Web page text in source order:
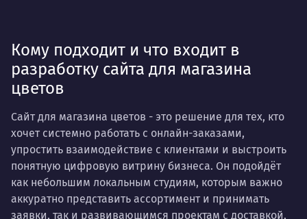
Кому подходит и что входит в
разработку сайта для магазина
цветов
Сайт для магазина цветов - это решение для тех, кто
хочет системно работать с онлайн-заказами,
упростить взаимодействие с клиентами и выстроить
понятную цифровую витрину бизнеса. Он подойдёт
как небольшим локальным студиям, которым важно
аккуратно представить ассортимент и принимать
заявки, так и развивающимся проектам с доставкой,